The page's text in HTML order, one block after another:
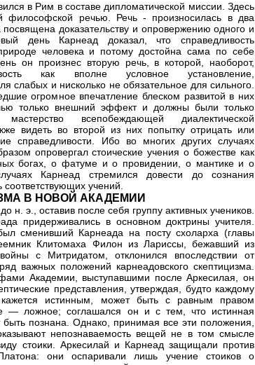
в Рим в составе дипломатической миссии. Здесь
философской речью. Речь - произносилась в два
доказательству и опровержению одного и
день Карнеад доказал, что справедливость
человека и потому достойна сама по себе
он произнес вторую речь, в которой, наоборот,
как вполне условное установление,
слабых и нисколько не обязательное для сильного.
огромное впечатление блеском развитой в них
только внешний эффект и должны были только
всепобеждающей диалектической
видеть во второй из них попытку отрицать или
справедливости. Ибо во многих других случаях
опровергал стоические учения о божестве как
богах, о фатуме и о провидении, о мантике и о
Карнеад стремился довести до сознания
учений.
В НОВОЙ АКАДЕМИИ
н. э., оставив после себя группу активных учеников.
придерживались в основном доктрины учителя.
сменивший Карнеада на посту схоларха (главы
Клитомаха Филон из Лариссы, бежавший из
с Митридатом, отклонился впоследствии от
важных положений карнеадовского скептицизма.
Академии, выступавшими после Аркесилая, он
представления, утверждая, будто каждому
кажется истинным, может быть с равным правом
— ложное; соглашался он и с тем, что истинная
познана. Однако, принимая все эти положения,
непознаваемость вещей не в том смысле
стоики. Аркесилай и Карнеад защищали против
они оспаривали лишь учение стоиков о